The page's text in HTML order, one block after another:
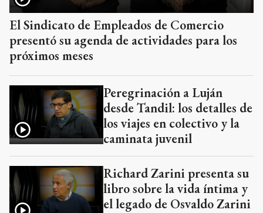
El Sindicato de Empleados de Comercio
presentó su agenda de actividades para los
próximos meses
Peregrinación a Luján
desde Tandil: los detalles de
los viajes en colectivo y la
caminata juvenil
Richard Zarini presenta su
libro sobre la vida íntima y
el legado de Osvaldo Zarini